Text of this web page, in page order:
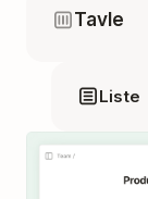
Tavle
Liste